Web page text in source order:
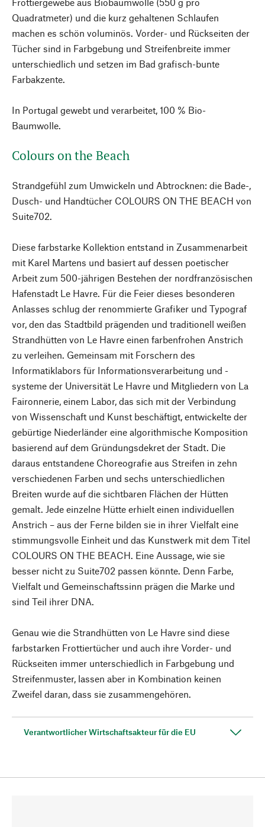
Quadratmeter) und die kurz gehaltenen Schlaufen
machen es schön voluminös. Vorder- und Rückseiten der
Tücher sind in Farbgebung und Streifenbreite immer
unterschiedlich und setzen im Bad grafisch-bunte
Farbakzente.
In Portugal gewebt und verarbeitet, 100 % Bio-
Baumwolle.
Colours on the Beach
Strandgefühl zum Umwickeln und Abtrocknen: die Bade-,
Dusch- und Handtücher COLOURS ON THE BEACH von
Suite702.
Diese farbstarke Kollektion entstand in Zusammenarbeit
mit Karel Martens und basiert auf dessen poetischer
Arbeit zum 500-jährigen Bestehen der nordfranzösischen
Hafenstadt Le Havre. Für die Feier dieses besonderen
Anlasses schlug der renommierte Grafiker und Typograf
vor, den das Stadtbild prägenden und traditionell weißen
Strandhütten von Le Havre einen farbenfrohen Anstrich
zu verleihen. Gemeinsam mit Forschern des
Informatiklabors für Informationsverarbeitung und -
systeme der Universität Le Havre und Mitgliedern von La
Faironnerie, einem Labor, das sich mit der Verbindung
von Wissenschaft und Kunst beschäftigt, entwickelte der
gebürtige Niederländer eine algorithmische Komposition
basierend auf dem Gründungsdekret der Stadt. Die
daraus entstandene Choreografie aus Streifen in zehn
verschiedenen Farben und sechs unterschiedlichen
Breiten wurde auf die sichtbaren Flächen der Hütten
gemalt. Jede einzelne Hütte erhielt einen individuellen
Anstrich – aus der Ferne bilden sie in ihrer Vielfalt eine
stimmungsvolle Einheit und das Kunstwerk mit dem Titel
COLOURS ON THE BEACH. Eine Aussage, wie sie
besser nicht zu Suite702 passen könnte. Denn Farbe,
Vielfalt und Gemeinschaftssinn prägen die Marke und
sind Teil ihrer DNA.
Genau wie die Strandhütten von Le Havre sind diese
farbstarken Frottiertücher und auch ihre Vorder- und
Rückseiten immer unterschiedlich in Farbgebung und
Streifenmuster, lassen aber in Kombination keinen
Zweifel daran, dass sie zusammengehören.
Verantwortlicher Wirtschaftsakteur für die EU